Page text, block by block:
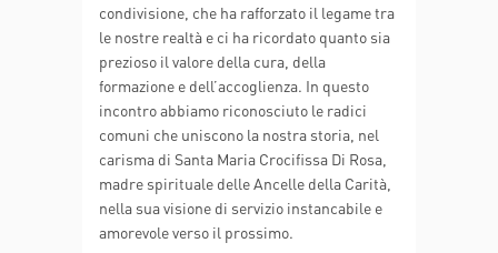
condivisione, che ha rafforzato il legame tra
le nostre realtà e ci ha ricordato quanto sia
prezioso il valore della cura, della
formazione e dell’accoglienza. In questo
incontro abbiamo riconosciuto le radici
comuni che uniscono la nostra storia, nel
carisma di Santa Maria Crocifissa Di Rosa,
madre spirituale delle Ancelle della Carità,
nella sua visione di servizio instancabile e
amorevole verso il prossimo.